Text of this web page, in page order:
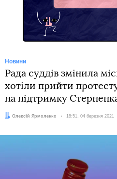
Новини
Рада суддів змінила
хотіли прийти
на підтримку
Автор:
Олексій Ярмоленко Дата:
18:51, 04 березня 2021